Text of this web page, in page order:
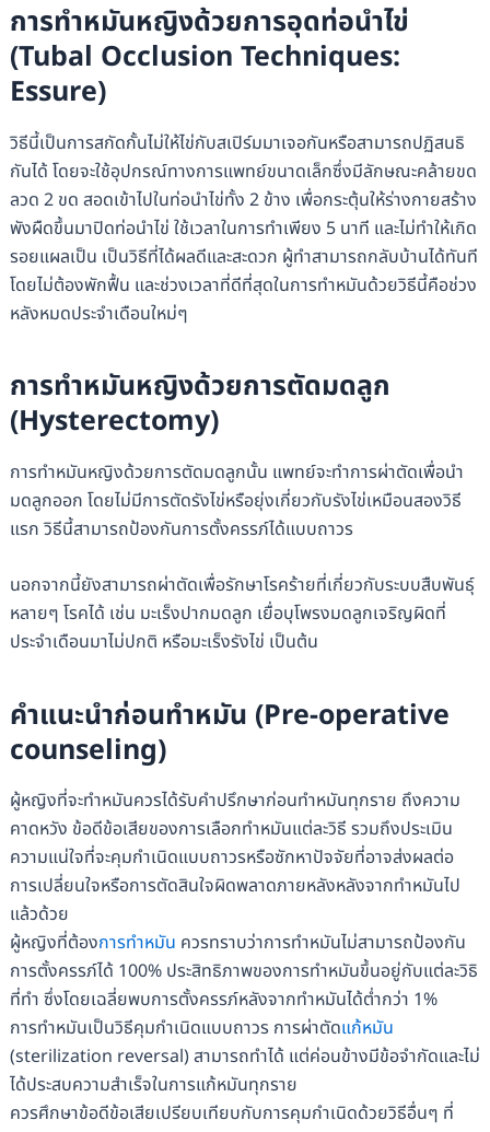
การทำหมันหญิงด้วยการอุดท่อนำไข่
(Tubal Occlusion Techniques:
Essure)
วิธีนี้เป็นการสกัดกั้นไม่ให้ไข่กับสเปิร์มมาเจอกันหรือสามารถปฏิสนธิ
กันได้ โดยจะใช้อุปกรณ์ทางการแพทย์ขนาดเล็กซึ่งมีลักษณะคล้ายขด
ลวด 2 ขด สอดเข้าไปในท่อนำไข่ทั้ง 2 ข้าง เพื่อกระตุ้นให้ร่างกายสร้าง
พังผืดขึ้นมาปิดท่อนำไข่ ใช้เวลาในการทำเพียง 5 นาที และไม่ทำให้เกิด
รอยแผลเป็น เป็นวิธีที่ได้ผลดีและสะดวก ผู้ทำสามารถกลับบ้านได้ทันที
โดยไม่ต้องพักฟื้น และช่วงเวลาที่ดีที่สุดในการทำหมันด้วยวิธีนี้คือช่วง
หลังหมดประจำเดือนใหม่ๆ
การทำหมันหญิงด้วยการตัดมดลูก
(Hysterectomy)
การทำหมันหญิงด้วยการตัดมดลูกนั้น แพทย์จะทำการผ่าตัดเพื่อนำ
มดลูกออก โดยไม่มีการตัดรังไข่หรือยุ่งเกี่ยวกับรังไข่เหมือนสองวิธี
แรก วิธีนี้สามารถป้องกันการตั้งครรภ์ได้แบบถาวร
นอกจากนี้ยังสามารถผ่าตัดเพื่อรักษาโรคร้ายที่เกี่ยวกับระบบสืบพันธุ์
หลายๆ โรคได้ เช่น มะเร็งปากมดลูก เยื่อบุโพรงมดลูกเจริญผิดที่
ประจำเดือนมาไม่ปกติ หรือมะเร็งรังไข่ เป็นต้น
คำแนะนำก่อนทำหมัน (Pre-operative
counseling)
ผู้หญิงที่จะทำหมันควรได้รับคำปรึกษาก่อนทำหมันทุกราย ถึงความ
คาดหวัง ข้อดีข้อเสียของการเลือกทำหมันแต่ละวิธี รวมถึงประเมิน
ความแน่ใจที่จะคุมกำเนิดแบบถาวรหรือซักหาปัจจัยที่อาจส่งผลต่อ
การเปลี่ยนใจหรือการตัดสินใจผิดพลาดภายหลังหลังจากทำหมันไป
แล้วด้วย
ผู้หญิงที่ต้องการทำหมัน ควรทราบว่าการทำหมันไม่สามารถป้องกัน
การตั้งครรภ์ได้ 100% ประสิทธิภาพของการทำหมันขึ้นอยู่กับแต่ละวิธิ
ที่ทำ ซึ่งโดยเฉลี่ยพบการตั้งครรภ์หลังจากทำหมันได้ต่ำกว่า 1%
การทำหมันเป็นวิธีคุมกำเนิดแบบถาวร การผ่าตัดแก้หมัน
(sterilization reversal) สามารถทำได้ แต่ค่อนข้างมีข้อจำกัดและไม่
ได้ประสบความสำเร็จในการแก้หมันทุกราย
ควรศึกษาข้อดีข้อเสียเปรียบเทียบกับการคุมกำเนิดด้วยวิธีอื่นๆ ที่